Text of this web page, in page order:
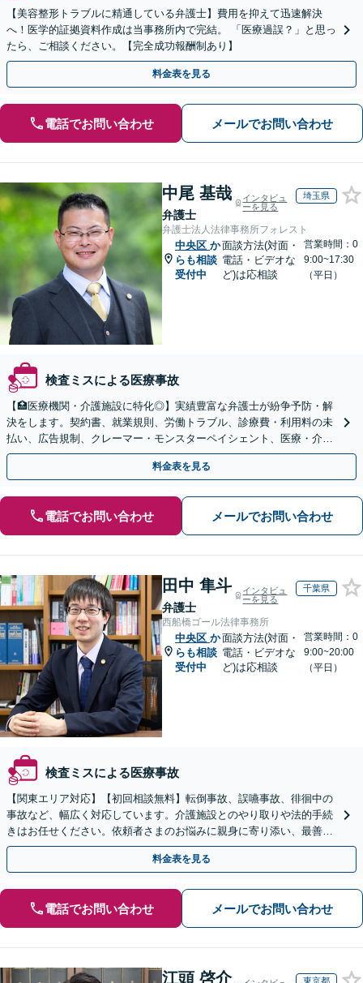
【美容整形トラブルに精通している弁護士】費用を抑えて迅速解決
へ！医学的証拠資料作成は当事務所内で完結。 「医療過誤？」と思っ
たら、ご相談ください。【完全成功報酬制あり】
料金表を見る
電話でお問い合わせ メールでお問い合わせ
中尾 基哉
弁護士
インタビュ
ーを見る
埼玉県
弁護士法人法律事務所フォレスト
中央区 か
らも相談
受付中
面談方法(対面・
電話・ビデオな
ど)は応相談
営業時間：0
9:00~17:30
（平日）
検査ミスによる医療事故
【🏥医療機関・介護施設に特化◎】実績豊富な弁護士が紛争予防・解
決をします。契約書、就業規則、労働トラブル、診療費・利用料の未
払い、広告規制、クレーマー・モンスターペイシェント、医療・介護
事故などに対応【顧問契約あり】
料金表を見る
電話でお問い合わせ メールでお問い合わせ
田中 隼斗
弁護士
インタビュ
ーを見る
千葉県
西船橋ゴール法律事務所
中央区 か
らも相談
受付中
面談方法(対面・
電話・ビデオな
ど)は応相談
営業時間：0
9:00~20:00
（平日）
検査ミスによる医療事故
【関東エリア対応】【初回相談無料】転倒事故、誤嚥事故、徘徊中の
事故など、幅広く対応しています。介護施設とのやり取りや法的手続
きはお任せください。依頼者さまのお悩みに親身に寄り添い、最善の
結果が得られるように尽力いたします。
料金表を見る
電話でお問い合わせ メールでお問い合わせ
江頭 啓介 東京都